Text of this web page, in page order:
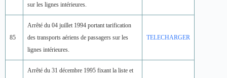
sur les lignes intérieures.
85
Arrêté du 04 juillet 1994 portant tarification
des transports aériens de passagers sur les
lignes intérieures.
TELECHARGER
Arrêté du 31 décembre 1995 fixant la liste et